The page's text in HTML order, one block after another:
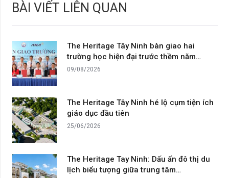
BÀI VIẾT LIÊN QUAN
The Heritage Tây Ninh bàn giao hai
trường học hiện đại trước thềm năm…
09/08/2026
The Heritage Tây Ninh hé lộ cụm tiện ích
giáo dục đầu tiên
25/06/2026
The Heritage Tay Ninh: Dấu ấn đô thị du
lịch biểu tượng giữa trung tâm…